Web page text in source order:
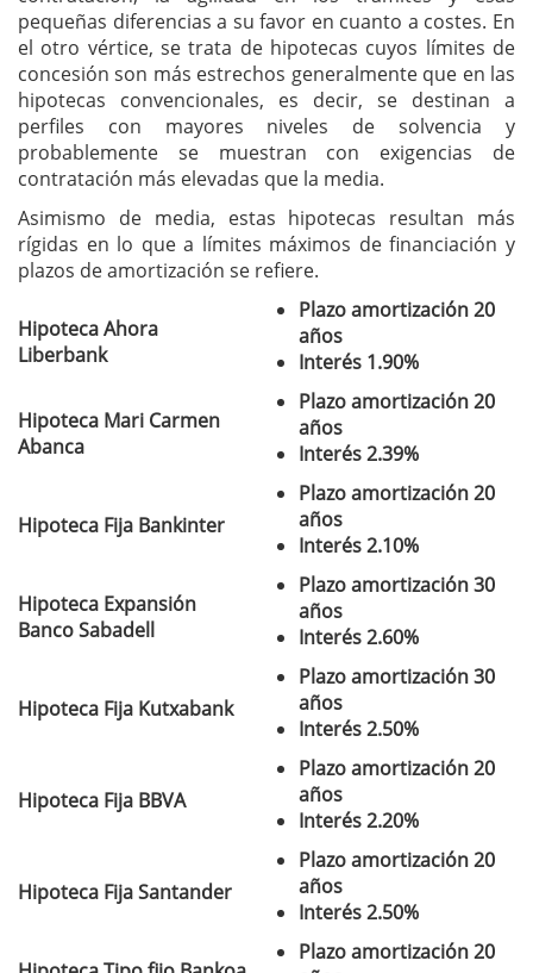
pequeñas diferencias a su favor en cuanto a costes. En
el otro vértice, se trata de hipotecas cuyos límites de
concesión son más estrechos generalmente que en las
hipotecas convencionales, es decir, se destinan a
perfiles con mayores niveles de solvencia y
probablemente se muestran con exigencias de
contratación más elevadas que la media.
Asimismo de media, estas hipotecas resultan más
rígidas en lo que a límites máximos de financiación y
plazos de amortización se refiere.
Hipoteca Ahora
Liberbank
Plazo amortización 20
años
Interés 1.90%
Hipoteca Mari Carmen
Abanca
Plazo amortización 20
años
Interés 2.39%
Hipoteca Fija Bankinter
Plazo amortización 20
años
Interés 2.10%
Hipoteca Expansión
Banco Sabadell
Plazo amortización 30
años
Interés 2.60%
Hipoteca Fija Kutxabank
Plazo amortización 30
años
Interés 2.50%
Hipoteca Fija BBVA
Plazo amortización 20
años
Interés 2.20%
Hipoteca Fija Santander
Plazo amortización 20
años
Interés 2.50%
Plazo amortización 20